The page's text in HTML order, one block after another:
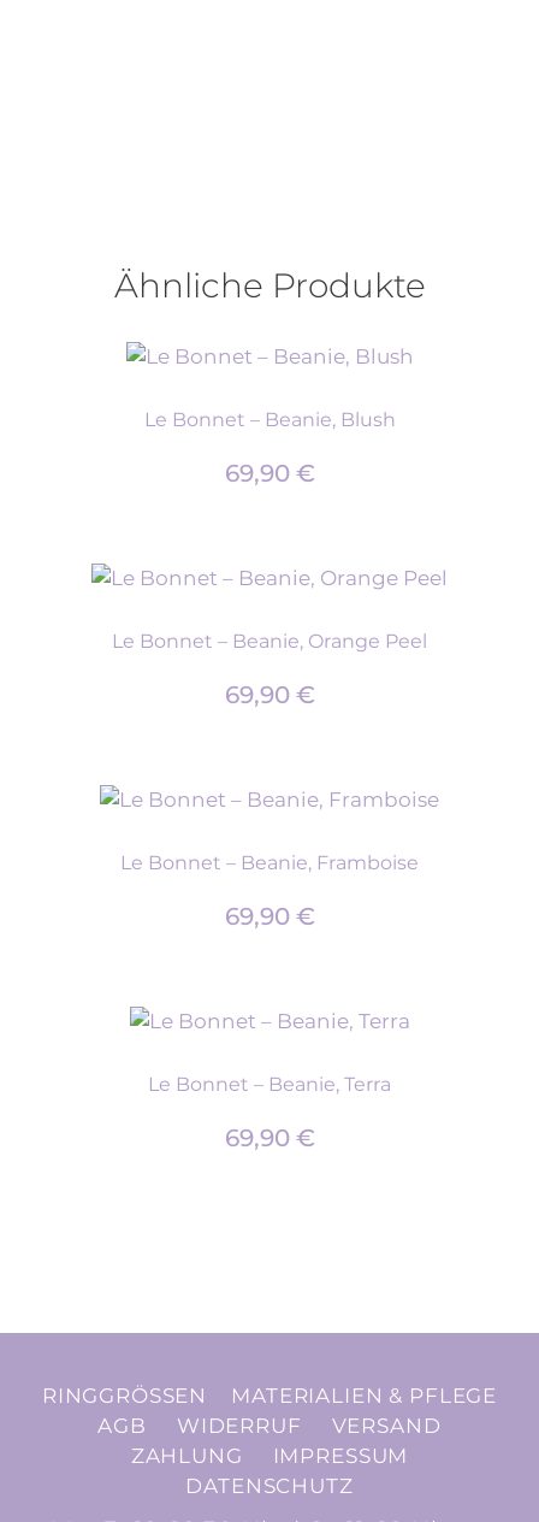
Ähnliche Produkte
Le Bonnet – Beanie, Blush
69,90 €
Le Bonnet – Beanie, Orange Peel
69,90 €
Le Bonnet – Beanie, Framboise
69,90 €
Le Bonnet – Beanie, Terra
69,90 €
RINGGRÖSSEN
MATERIALIEN & PFLEGE
AGB
WIDERRUF
VERSAND
ZAHLUNG
IMPRESSUM
DATENSCHUTZ